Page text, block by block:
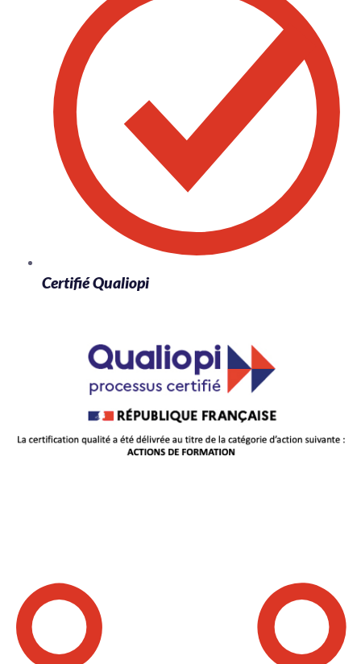
Certifié Qualiopi